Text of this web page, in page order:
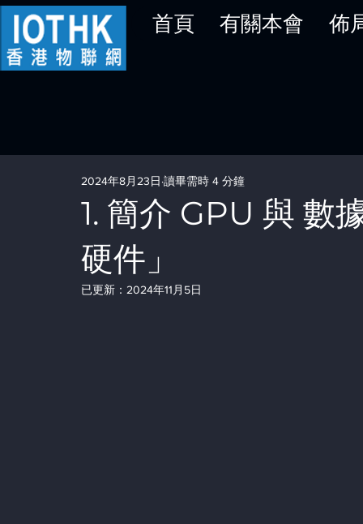
首頁 有關本會 佈
1. 簡介 GPU 與 數
硬件」
2024年8月23日 讀畢需時 4 分鐘
已更新： 2024年11月5日